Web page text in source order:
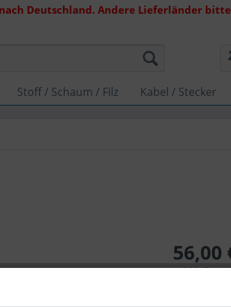
Deutschland. Andere Lieferländer
Stoff / Schaum / Filz Kabel / Stecker
56,00
inkl. MwSt.
Lieferzeit